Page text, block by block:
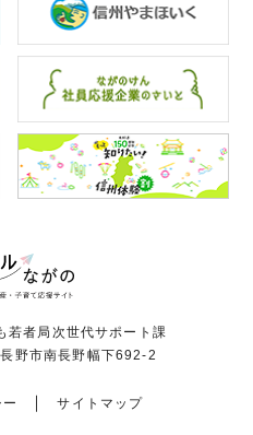
若者局次世代サポート課
野市南長野幅下692-2
サイトマップ